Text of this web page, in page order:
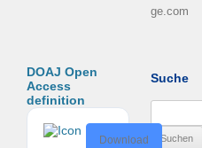
ge.com
DOAJ Open
Access
definition
Download
Suche
nach: